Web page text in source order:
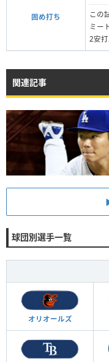
固め打ち
この
ミー
2安
関連記事
球団別選手一覧
オリオールズ